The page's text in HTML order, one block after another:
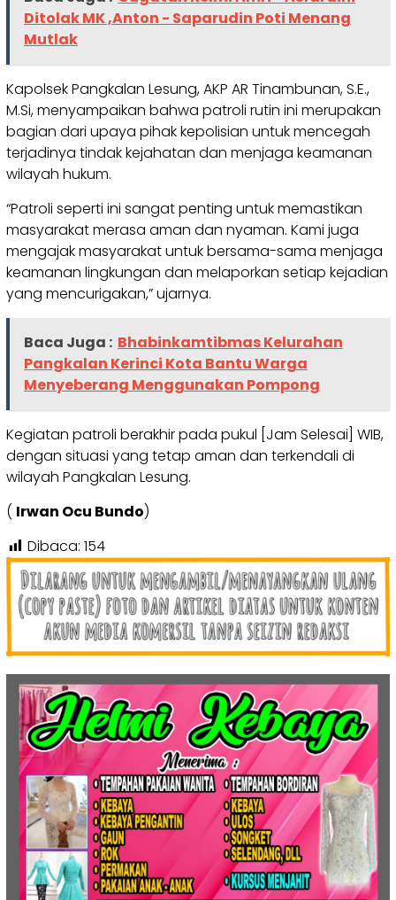
Ditolak MK ,Anton - Saparudin Poti Menang
Mutlak
Kapolsek Pangkalan Lesung, AKP AR Tinambunan, S.E.,
M.Si, menyampaikan bahwa patroli rutin ini merupakan
bagian dari upaya pihak kepolisian untuk mencegah
terjadinya tindak kejahatan dan menjaga keamanan
wilayah hukum.
“Patroli seperti ini sangat penting untuk memastikan
masyarakat merasa aman dan nyaman. Kami juga
mengajak masyarakat untuk bersama-sama menjaga
keamanan lingkungan dan melaporkan setiap kejadian
yang mencurigakan,” ujarnya.
Baca Juga : Bhabinkamtibmas Kelurahan
Pangkalan Kerinci Kota Bantu Warga
Menyeberang Menggunakan Pompong
Kegiatan patroli berakhir pada pukul [Jam Selesai] WIB,
dengan situasi yang tetap aman dan terkendali di
wilayah Pangkalan Lesung.
( Irwan Ocu Bundo)
Dibaca: 154